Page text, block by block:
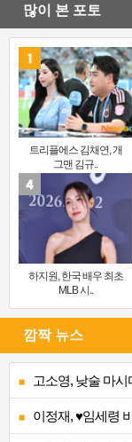
많이 본 포토
트리플에스 김채연, 개
그맨 김규..
하지원, 한국 배우 최초
MLB 시..
깜짝 뉴스
고소영, 낮술 마시
이정재, ♥임세령